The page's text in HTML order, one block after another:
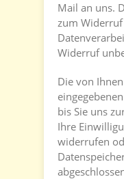
Mail an uns.
zum
Widerruf
Die von
bis Sie uns
Ihre
widerrufen